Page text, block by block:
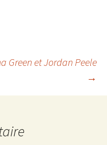
Green et Jordan Peele
→